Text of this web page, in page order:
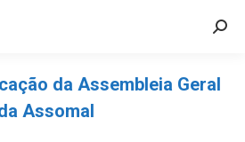
da Assembleia Geral
Assomal